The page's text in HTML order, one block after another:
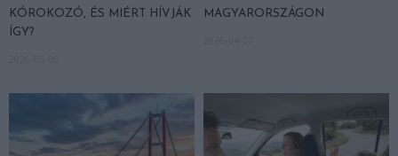
KÓROKOZÓ, ÉS MIÉRT HÍVJÁK
ÍGY?
MAGYARORSZÁGON